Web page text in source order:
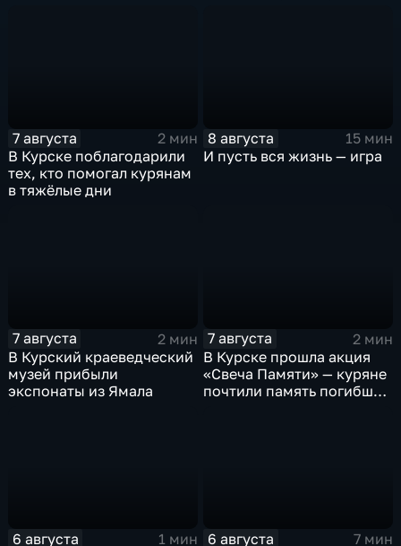
7 августа
2 мин
В Курске поблагодарили
тех, кто помогал курянам
в тяжёлые дни
8 августа
15 мин
И пусть вся жизнь — игра
7 августа
2 мин
В Курский краеведческий
музей прибыли
экспонаты из Ямала
7 августа
2 мин
В Курске прошла акция
«Свеча Памяти» — куряне
почтили память погибших
6 августа 1 мин 6 августа 7 мин